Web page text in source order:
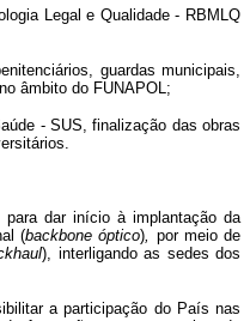
Legal e Qualidade - RBMLQ
guardas municipais,
âmbito do FUNAPOL;
- SUS, finalização das obras
dar início à implantação da
(backbone óptico), por meio de
), interligando as sedes dos
a participação do País nas